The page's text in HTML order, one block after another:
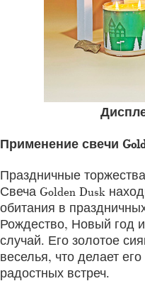
Применение свечи
Праздничные
Свеча Golden Dusk
обитания в
Рождество, Новый год
случай. Его золотое
веселья, что делает
радостных встреч.